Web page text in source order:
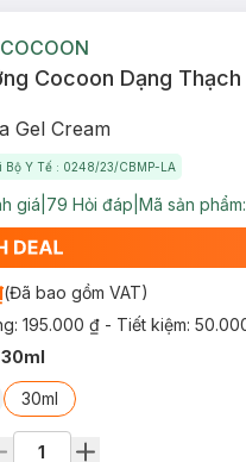
COCOON
Cocoon Dạng
Gel Cream
Bộ Y Tế : 0248/23/CBMP-LA
giá 79 Hỏi đáp Mã sản phẩm:
(Đã bao gồm VAT)
195.000 ₫ - Tiết kiệm:
30ml
30ml